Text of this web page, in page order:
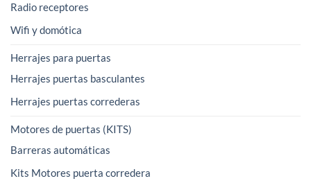
Radio receptores
Wifi y domótica
Herrajes para puertas
Herrajes puertas basculantes
Herrajes puertas correderas
Motores de puertas (KITS)
Barreras automáticas
Kits Motores puerta corredera